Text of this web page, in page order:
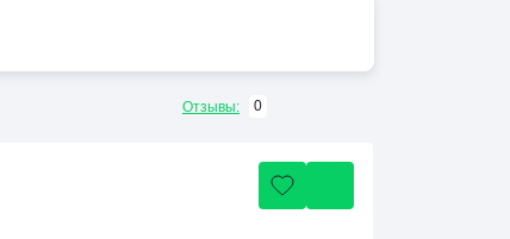
Отзывы: 0